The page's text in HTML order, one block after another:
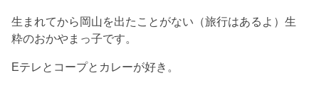
生まれてから岡山を出たことがない（旅行はあるよ）生
粋のおかやまっ子です。
Eテレとコープとカレーが好き。